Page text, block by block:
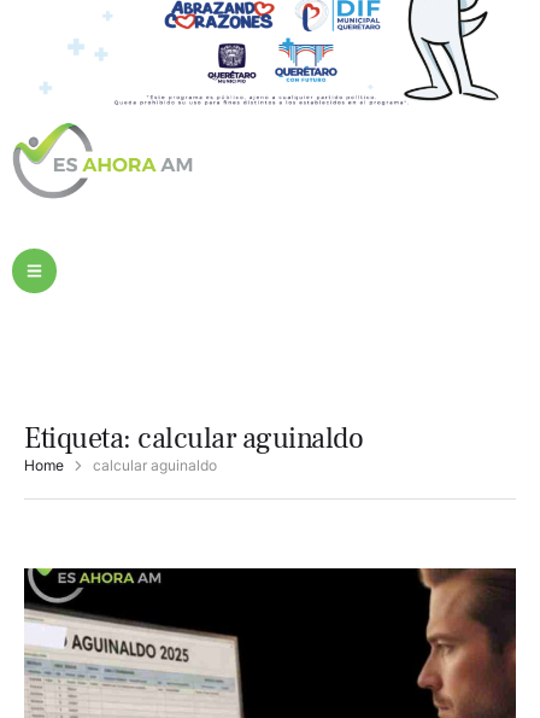
Etiqueta: calcular aguinaldo
Home calcular aguinaldo